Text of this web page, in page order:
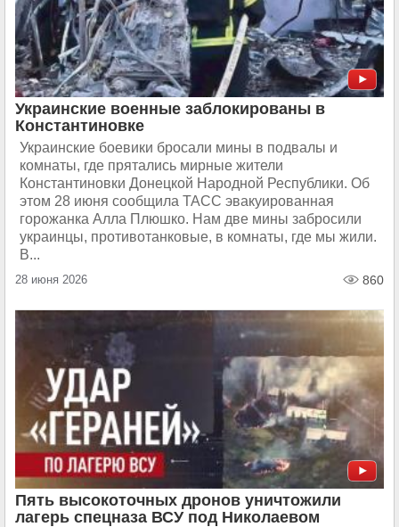
Украинские военные заблокированы в
Константиновке
Украинские боевики бросали мины в подвалы и
комнаты, где прятались мирные жители
Константиновки Донецкой Народной Республики. Об
этом 28 июня сообщила ТАСС эвакуированная
горожанка Алла Плюшко. Нам две мины забросили
украинцы, противотанковые, в комнаты, где мы жили.
В...
28 июня 2026 860
Пять высокоточных дронов уничтожили
лагерь спецназа ВСУ под Николаевом